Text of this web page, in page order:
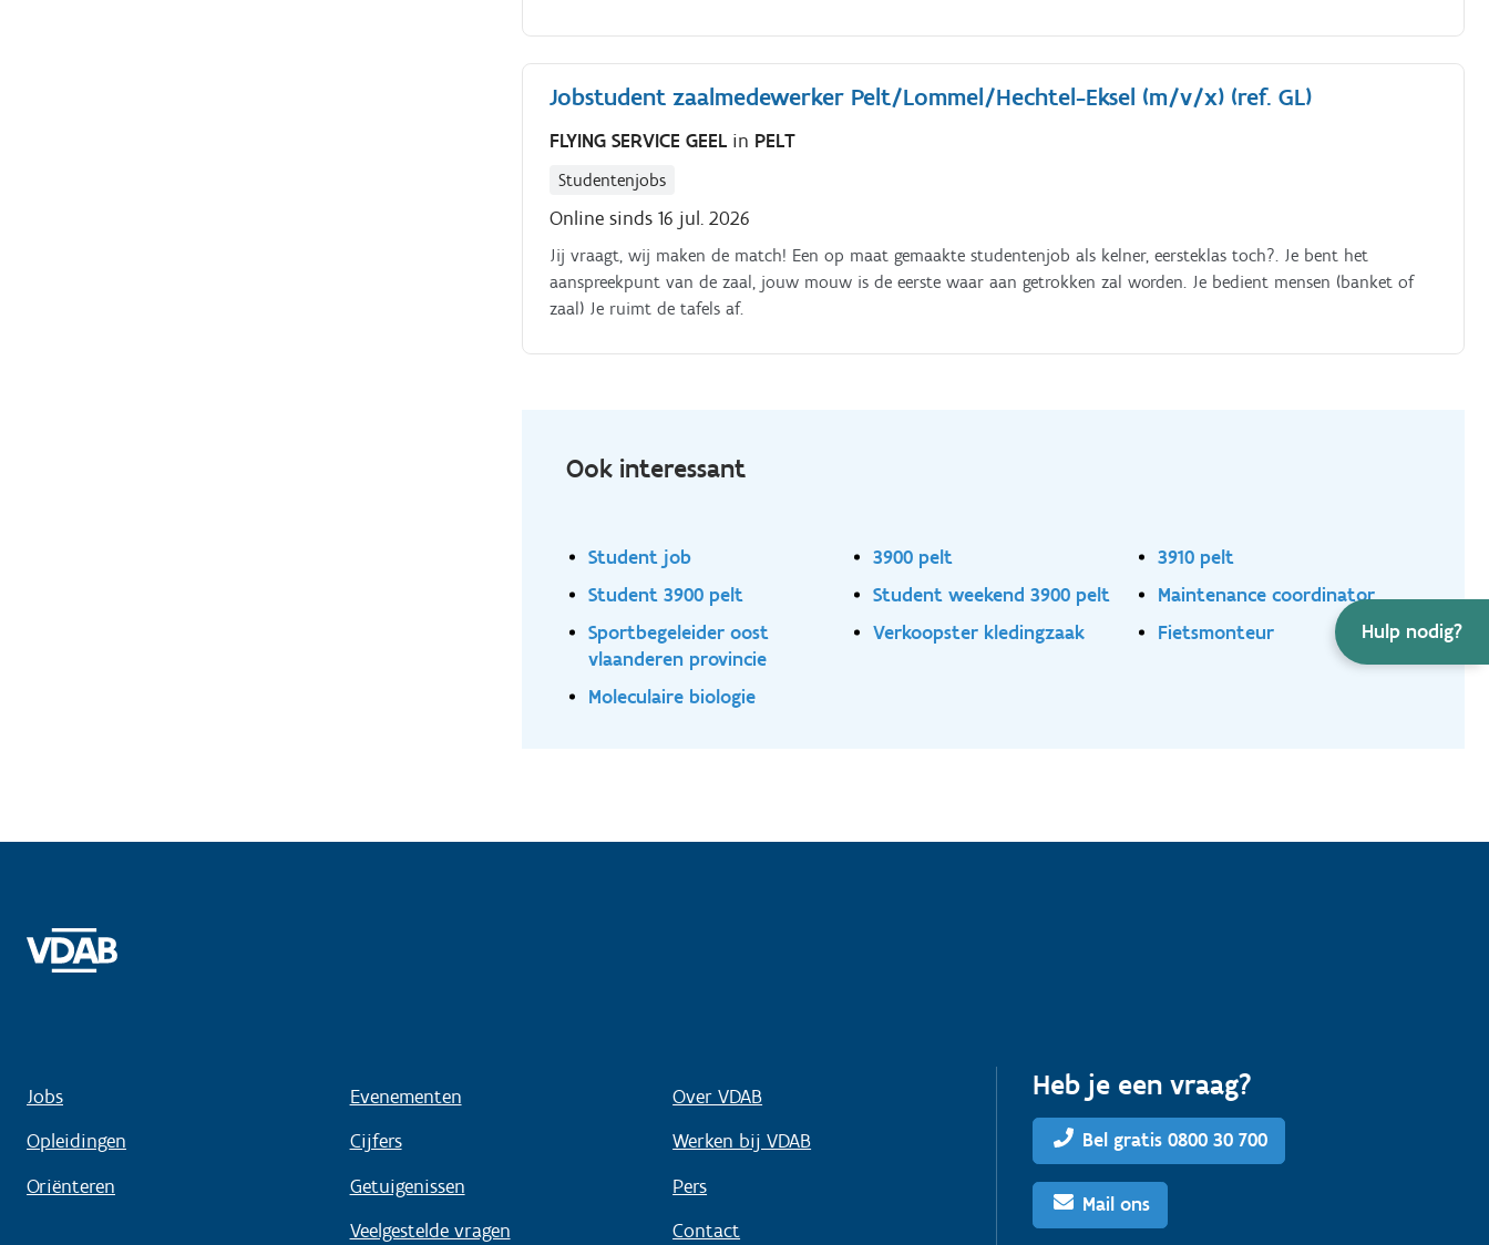
Hulp nodig?
Jobstudent zaalmedewerker Pelt/Lommel/Hechtel-Eksel (m/v/x) (ref. GL)
FLYING SERVICE GEEL in PELT
Studentenjobs
Online sinds 16 jul. 2026
Jij vraagt, wij maken de match! Een op maat gemaakte studentenjob als kelner, eersteklas toch?. Je bent het
aanspreekpunt van de zaal, jouw mouw is de eerste waar aan getrokken zal worden. Je bedient mensen (banket of
zaal) Je ruimt de tafels af.
Ook interessant
Student job 3900 pelt
3910 pelt
Student 3900 pelt
Student weekend 3900 pelt
Maintenance coordinator
Sportbegeleider oost
vlaanderen provincie
Verkoopster kledingzaak Fietsmonteur
Moleculaire biologie
Jobs
Opleidingen
Oriënteren
Evenementen
Cijfers
Getuigenissen
Veelgestelde vragen
Over VDAB
Werken bij VDAB
Pers
Contact
Heb je een vraag?
Bel gratis 0800 30 700
Mail ons